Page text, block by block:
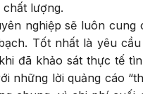
lượng.
nghiệp sẽ luôn cung
Tốt nhất là yêu
đã khảo sát thực tế
những lời quảng cáo